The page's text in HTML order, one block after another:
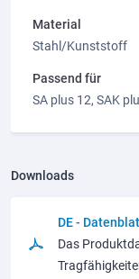
Material
Stahl/Kunststoff
Passend für
SA plus 12, SAK
Downloads
DE -
Das